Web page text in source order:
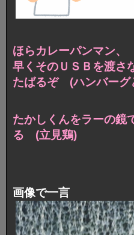
ほらカレーパンマン、
早くそのＵＳＢを渡さ
たばるぞ (ハンバーグ
たかしくんをラーの鏡
る (立見鶏)
画像で一言